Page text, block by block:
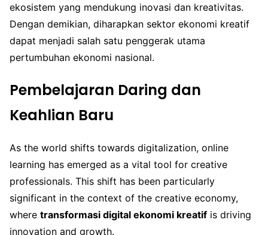
ekosistem yang mendukung inovasi dan kreativitas.
Dengan demikian, diharapkan sektor ekonomi kreatif
dapat menjadi salah satu penggerak utama
pertumbuhan ekonomi nasional.
Pembelajaran Daring dan
Keahlian Baru
As the world shifts towards digitalization, online
learning has emerged as a vital tool for creative
professionals. This shift has been particularly
significant in the context of the creative economy,
where transformasi digital ekonomi kreatif is driving
innovation and growth.